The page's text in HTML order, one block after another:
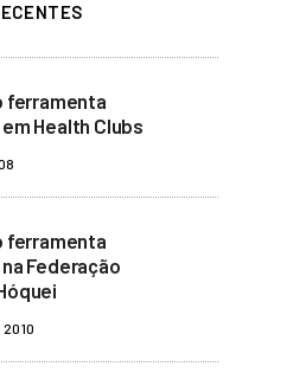
ferramenta
Health Clubs
ferramenta
Federação